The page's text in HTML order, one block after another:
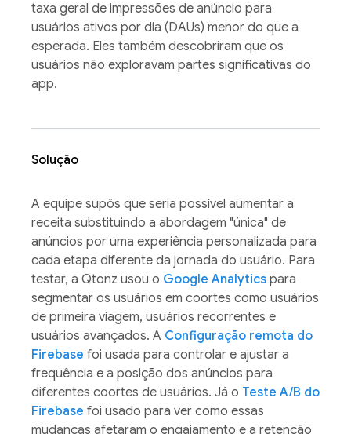
taxa geral de impressões de anúncio para
usuários ativos por dia (DAUs) menor do que a
esperada. Eles também descobriram que os
usuários não exploravam partes significativas do
app.
Solução
A equipe supôs que seria possível aumentar a
receita substituindo a abordagem "única" de
anúncios por uma experiência personalizada para
cada etapa diferente da jornada do usuário. Para
testar, a Qtonz usou o Google Analytics para
segmentar os usuários em coortes como usuários
de primeira viagem, usuários recorrentes e
usuários avançados. A Configuração remota do
Firebase foi usada para controlar e ajustar a
frequência e a posição dos anúncios para
diferentes coortes de usuários. Já o Teste A/B do
Firebase foi usado para ver como essas
mudanças afetaram o engajamento e a retenção